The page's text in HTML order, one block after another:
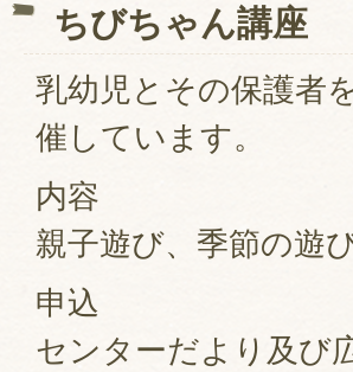
ちびちゃん講座
乳幼児とその保護者
催しています。
内容
親子遊び、季節の遊
申込
センターだより及び